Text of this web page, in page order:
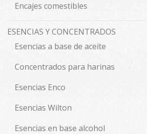
Encajes comestibles
ESENCIAS Y CONCENTRADOS
Esencias a base de aceite
Concentrados para harinas
Esencias Enco
Esencias Wilton
Esencias en base alcohol